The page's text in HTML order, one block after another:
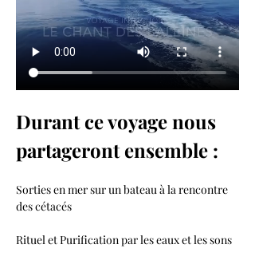
Durant ce voyage nous
partageront ensemble :
Sorties en mer sur un bateau à la rencontre
des cétacés
Rituel et Purification par les eaux et les sons